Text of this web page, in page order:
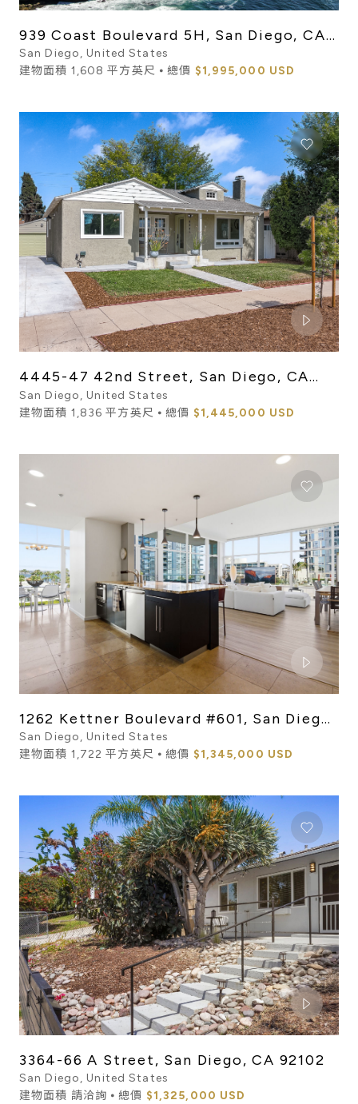
939 Coast Boulevard 5H, San Diego, CA
92037
San Diego, United States
建物面積 1,608 平方英尺 ⦁ 總價 $1,995,000 USD
4445-47 42nd Street, San Diego, CA
92116
San Diego, United States
建物面積 1,836 平方英尺 ⦁ 總價 $1,445,000 USD
1262 Kettner Boulevard #601, San Diego,
CA 92101
San Diego, United States
建物面積 1,722 平方英尺 ⦁ 總價 $1,345,000 USD
3364-66 A Street, San Diego, CA 92102
San Diego, United States
建物面積 請洽詢 ⦁ 總價 $1,325,000 USD